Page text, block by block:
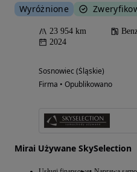
Wyróżnione
23 954 km
2024
Sosnowiec (Śląskie)
Firma • Opublikowano
Mirai Używane SkySelection